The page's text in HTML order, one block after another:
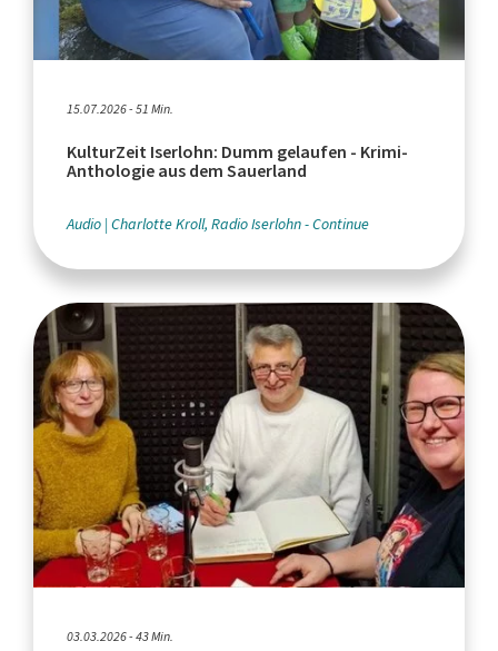
15.07.2026 - 51 Min.
KulturZeit Iserlohn: Dumm gelaufen - Krimi-
Anthologie aus dem Sauerland
Audio Charlotte Kroll, Radio Iserlohn - Continue
03.03.2026 - 43 Min.